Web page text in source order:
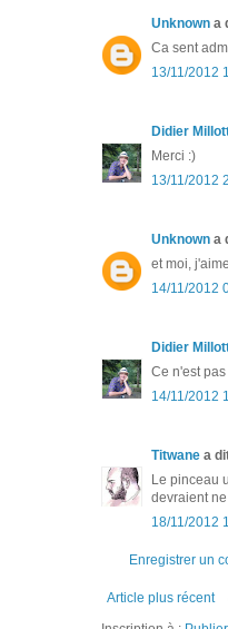
Unknown a
Ca sent
13/11/2012
Didier
Merci :)
13/11/2012
Unknown a
et moi,
14/11/2012
Didier
Ce n'est
14/11/2012
Titwane a
Le pinceau
devraient
18/11/2012
Enregistrer un
Article plus récent